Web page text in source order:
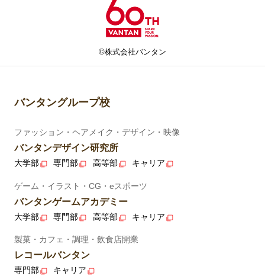
©株式会社バンタン
バンタングループ校
ファッション・ヘアメイク・デザイン・映像
バンタンデザイン研究所
大学部 専門部 高等部 キャリア
ゲーム・イラスト・CG・eスポーツ
バンタンゲームアカデミー
大学部 専門部 高等部 キャリア
製菓・カフェ・調理・飲食店開業
レコールバンタン
専門部 キャリア